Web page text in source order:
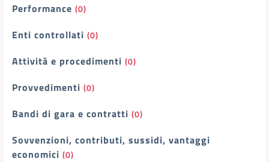
Performance (0)
Enti controllati (0)
Attività e procedimenti (0)
Provvedimenti (0)
Bandi di gara e contratti (0)
Sovvenzioni, contributi, sussidi, vantaggi
economici (0)